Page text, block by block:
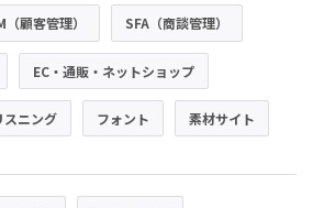
（顧客管理） SFA（商談管理）
EC・通販・ネットショップ
スニング フォント 素材サイト